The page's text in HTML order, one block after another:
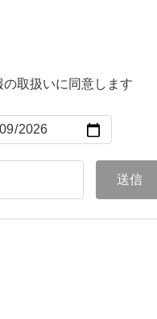
取扱いに同意します